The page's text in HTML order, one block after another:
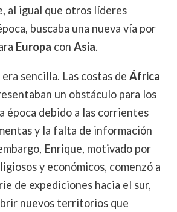
al igual que otros líderes
buscaba una nueva vía por
Europa con Asia.
sencilla. Las costas de África
un obstáculo para los
época debido a las corrientes
y la falta de información
Enrique, motivado por
y económicos, comenzó a
de expediciones hacia el sur,
nuevos territorios que